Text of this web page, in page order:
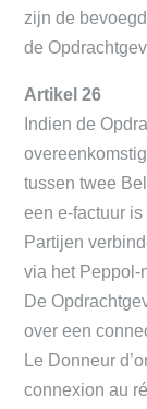
zijn de
de
Artikel 26
Indien de
tussen twee
een e-factuur
Partijen
via het Peppol-
De
over een
Le Donneur
connexion au